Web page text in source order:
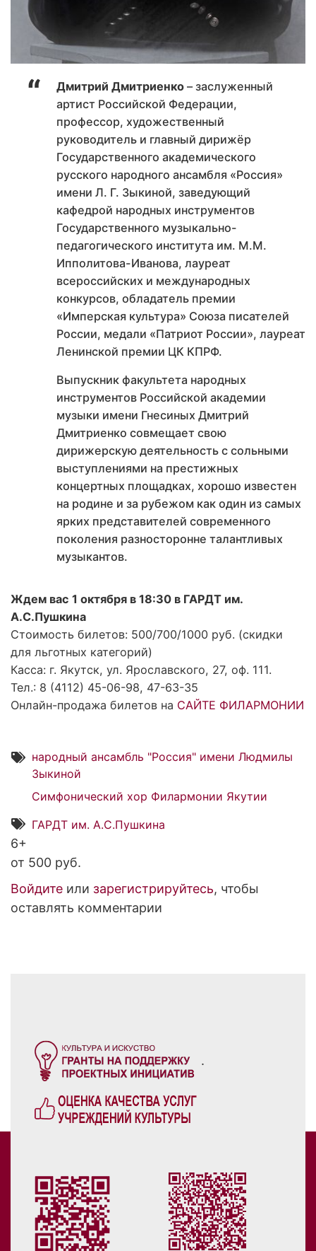
Дмитрий Дмитриенко – заслуженный
артист Российской Федерации,
профессор, художественный
руководитель и главный дирижёр
Государственного академического
русского народного ансамбля «Россия»
имени Л. Г. Зыкиной, заведующий
кафедрой народных инструментов
Государственного музыкально-
педагогического института им. М.М.
Ипполитова-Иванова, лауреат
всероссийских и международных
конкурсов, обладатель премии
«Имперская культура» Союза писателей
России, медали «Патриот России», лауреат
Ленинской премии ЦК КПРФ.
Выпускник факультета народных
инструментов Российской академии
музыки имени Гнесиных Дмитрий
Дмитриенко совмещает свою
дирижерскую деятельность с сольными
выступлениями на престижных
концертных площадках, хорошо известен
на родине и за рубежом как один из самых
ярких представителей современного
поколения разносторонне талантливых
музыкантов.
Ждем вас 1 октября в 18:30 в ГАРДТ им.
А.С.Пушкина
Стоимость билетов: 500/700/1000 руб. (скидки
для льготных категорий)
Касса: г. Якутск, ул. Ярославского, 27, оф. 111.
Тел.: 8 (4112) 45-06-98, 47-63-35
Онлайн-продажа билетов на САЙТЕ ФИЛАРМОНИИ
народный ансамбль "Россия" имени Людмилы
Зыкиной
Симфонический хор Филармонии Якутии
ГАРДТ им. А.С.Пушкина
6+
от 500 руб.
Войдите или зарегистрируйтесь, чтобы
оставлять комментарии
.